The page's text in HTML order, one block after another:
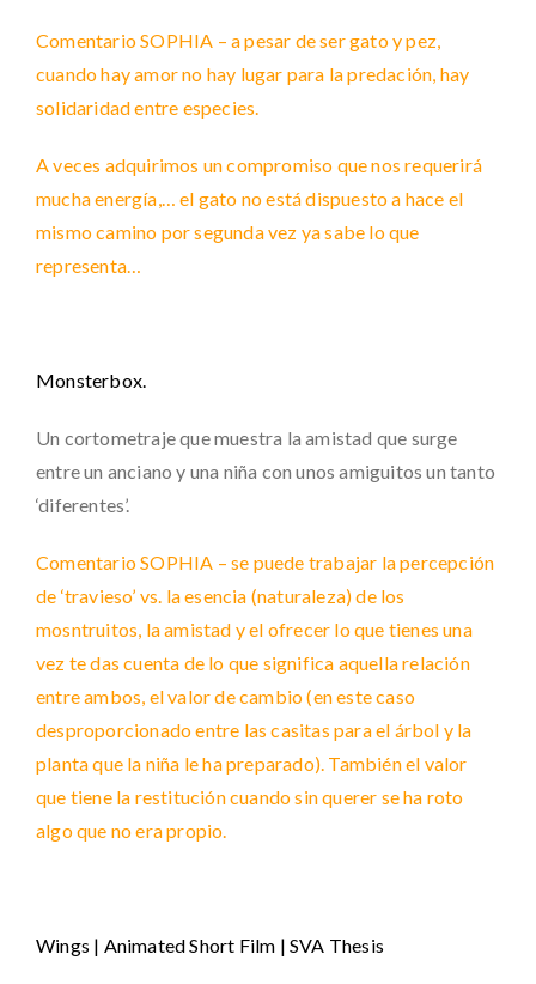
Comentario SOPHIA – a pesar de ser gato y pez,
cuando hay amor no hay lugar para la predación, hay
solidaridad entre especies.
A veces adquirimos un compromiso que nos requerirá
mucha energía,… el gato no está dispuesto a hace el
mismo camino por segunda vez ya sabe lo que
representa…
Monsterbox.
Un cortometraje que muestra la amistad que surge
entre un anciano y una niña con unos amiguitos un tanto
‘diferentes’.
Comentario SOPHIA – se puede trabajar la percepción
de ‘travieso’ vs. la esencia (naturaleza) de los
mosntruitos, la amistad y el ofrecer lo que tienes una
vez te das cuenta de lo que significa aquella relación
entre ambos, el valor de cambio (en este caso
desproporcionado entre las casitas para el árbol y la
planta que la niña le ha preparado). También el valor
que tiene la restitución cuando sin querer se ha roto
algo que no era propio.
Wings | Animated Short Film | SVA Thesis